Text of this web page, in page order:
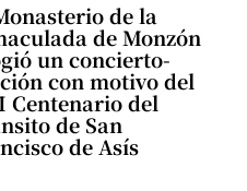
de la
de Monzón
un concierto-
con motivo del
Centenario del
de San
de Asís